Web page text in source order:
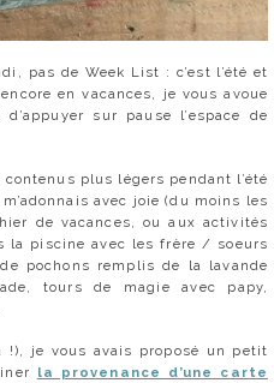
pas de Week List : c’est l’été et
en vacances, je vous avoue
sur pause l’espace de
plus légers pendant l’été
avec joie (du moins les
de vacances, ou aux activités
la piscine avec les frère / soeurs
pochons remplis de la lavande
tours de magie avec papy,
je vous avais proposé un petit
la provenance d’une carte